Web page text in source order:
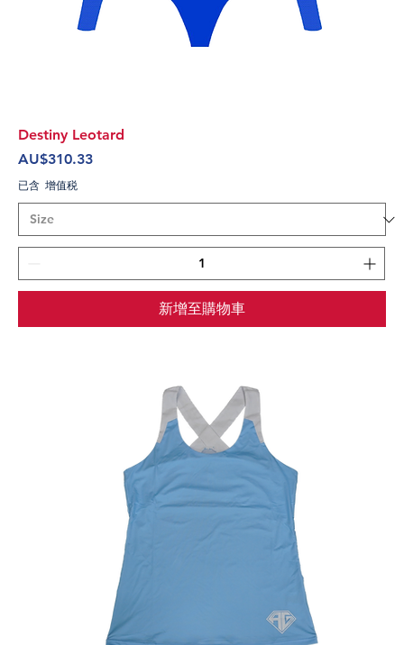
Destiny Leotard
價格
AU$310.33
已含 增值税
新增至購物車